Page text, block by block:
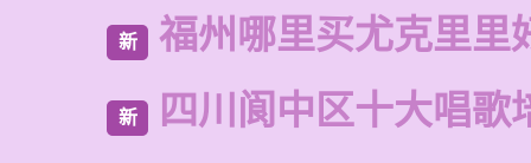
新 福州哪里买尤克里里
新 四川阆中区十大唱歌